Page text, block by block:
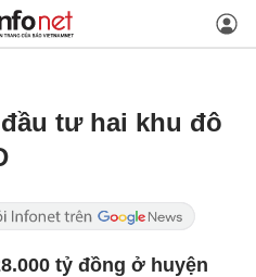
tư hai khu đô
tỷ đồng ở huyện